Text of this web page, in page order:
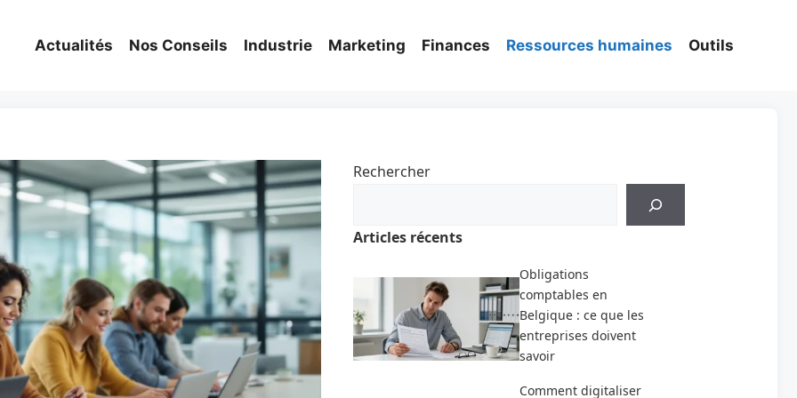
Actualités Nos Conseils Industrie Marketing Finances Ressources humaines Outils
Rechercher
Articles récents
Obligations
comptables en
Belgique : ce que les
entreprises doivent
savoir
Comment digitaliser